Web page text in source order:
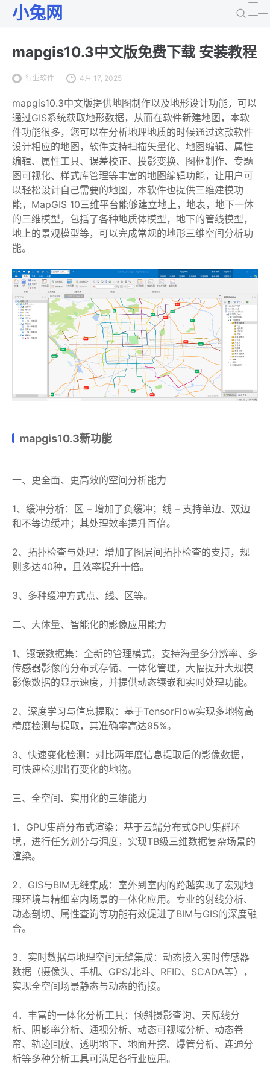
小兔网
mapgis10.3中文版免费下载 安装教程
行业软件 4月 17, 2025
mapgis10.3中文版提供地图制作以及地形设计功能，可以
通过GIS系统获取地形数据，从而在软件新建地图，本软
件功能很多，您可以在分析地理地质的时候通过这款软件
设计相应的地图，软件支持扫描矢量化、地图编辑、属性
编辑、属性工具、误差校正、投影变换、图框制作、专题
图可视化、样式库管理等丰富的地图编辑功能，让用户可
以轻松设计自己需要的地图，本软件也提供三维建模功
能，MapGIS 10三维平台能够建立地上，地表，地下一体
的三维模型，包括了各种地质体模型，地下的管线模型，
地上的景观模型等，可以完成常规的地形三维空间分析功
能。
mapgis10.3新功能
一、更全面、更高效的空间分析能力
1、缓冲分析：区 – 增加了负缓冲；线 – 支持单边、双边
和不等边缓冲；其处理效率提升百倍。
2、拓扑检查与处理：增加了图层间拓扑检查的支持，规
则多达40种，且效率提升十倍。
3、多种缓冲方式点、线、区等。
二、大体量、智能化的影像应用能力
1、镶嵌数据集：全新的管理模式，支持海量多分辨率、多
传感器影像的分布式存储、一体化管理，大幅提升大规模
影像数据的显示速度，并提供动态镶嵌和实时处理功能。
2、深度学习与信息提取：基于TensorFlow实现多地物高
精度检测与提取，其准确率高达95%。
3、快速变化检测：对比两年度信息提取后的影像数据，
可快速检测出有变化的地物。
三、全空间、实用化的三维能力
1．GPU集群分布式渲染：基于云端分布式GPU集群环
境，进行任务划分与调度，实现TB级三维数据复杂场景的
渲染。
2．GIS与BIM无缝集成：室外到室内的跨越实现了宏观地
理环境与精细室内场景的一体化应用。专业的射线分析、
动态剖切、属性查询等功能有效促进了BIM与GIS的深度融
合。
3．实时数据与地理空间无缝集成：动态接入实时传感器
数据（摄像头、手机、GPS/北斗、RFID、SCADA等），
实现全空间场景静态与动态的衔接。
4．丰富的一体化分析工具：倾斜摄影查询、天际线分
析、阴影率分析、通视分析、动态可视域分析、动态卷
帘、轨迹回放、透明地下、地面开挖、爆管分析、连通分
析等多种分析工具可满足各行业应用。